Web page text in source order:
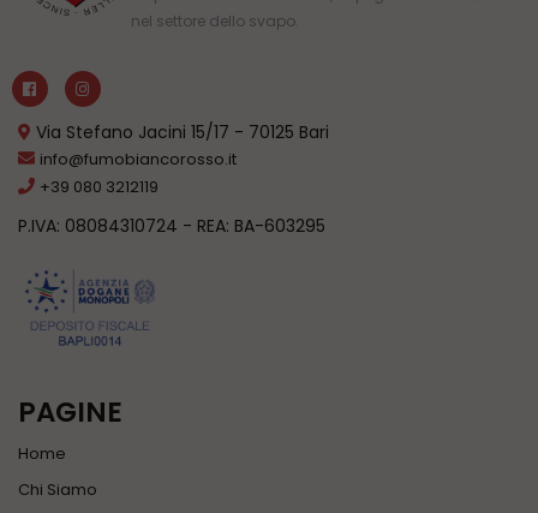
nel settore dello svapo.
Via Stefano Jacini 15/17 - 70125 Bari
info@fumobiancorosso.it
+39 080 3212119
P.IVA: 08084310724 - REA: BA-603295
PAGINE
Home
Chi Siamo